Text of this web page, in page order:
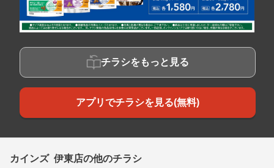
チラシをもっと見る
アプリでチラシを見る(無料)
カインズ 伊東店の他のチラシ